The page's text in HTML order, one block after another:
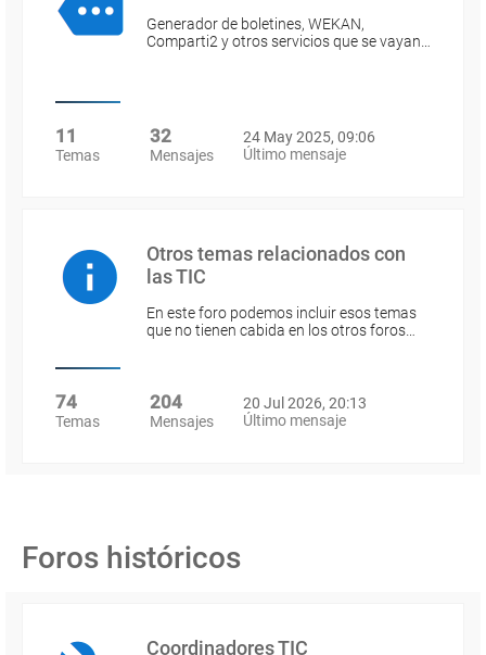
Generador de boletines, WEKAN,
Comparti2 y otros servicios que se vayan…
11
Temas
32
Mensajes
24 May 2025, 09:06
Último mensaje
Otros temas relacionados con
las TIC
En este foro podemos incluir esos temas
que no tienen cabida en los otros foros…
74
Temas
204
Mensajes
20 Jul 2026, 20:13
Último mensaje
Foros históricos
Coordinadores TIC